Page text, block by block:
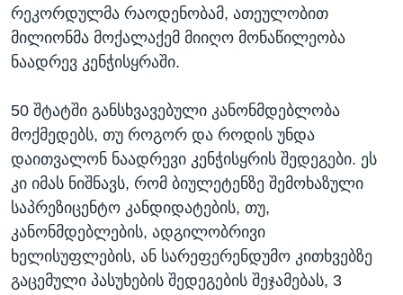
რეკორდულმა რაოდენობამ, ათეულობით
მილიონმა მოქალაქემ მიიღო მონაწილეობა
ნაადრევ კენჭისყრაში.
50 შტატში განსხვავებული კანონმდებლობა
მოქმედებს, თუ როგორ და როდის უნდა
დაითვალონ ნაადრევი კენჭისყრის შედეგები. ეს
კი იმას ნიშნავს, რომ ბიულეტენზე შემოხაზული
საპრეზიცენტო კანდიდატების, თუ,
კანონმდებლების, ადგილობრივი
ხელისუფლების, ან სარეფერენდუმო კითხვებზე
გაცემული პასუხების შედეგების შეჯამებას, 3